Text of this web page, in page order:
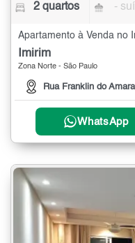
2 quartos -
Apartamento à Venda no
Imirim
Zona Norte - São Paulo
Rua Franklin do Amaral
WhatsApp